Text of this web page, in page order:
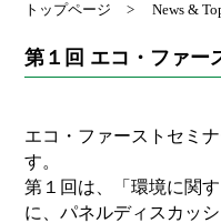
トップページ News &
第１回 エコ・ファー
エコ・ファーストセミ
す。
第１回は、「環境に関
に、パネルディスカッ